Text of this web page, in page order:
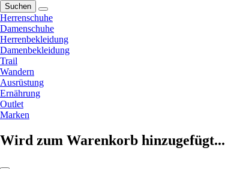
Suchen
Herrenschuhe
Damenschuhe
Herrenbekleidung
Damenbekleidung
Trail
Wandern
Ausrüstung
Ernährung
Outlet
Marken
Wird zum Warenkorb hinzugefügt...